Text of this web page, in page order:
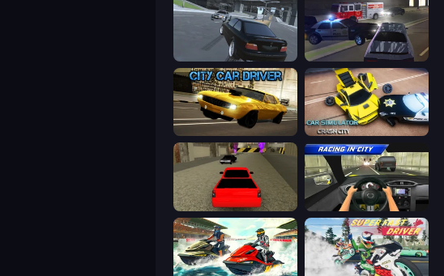
Transporter Hot Pursuit City Car Driving Simulator 3
City Car Driver Car Simulator: Crash City
Speed Brazil Racing in City